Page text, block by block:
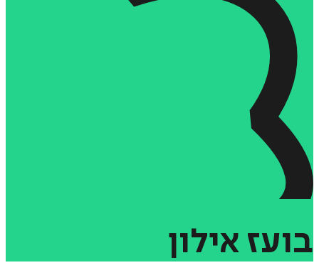
בועז אילון